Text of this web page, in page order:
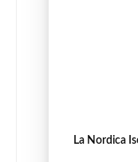
La Nordica